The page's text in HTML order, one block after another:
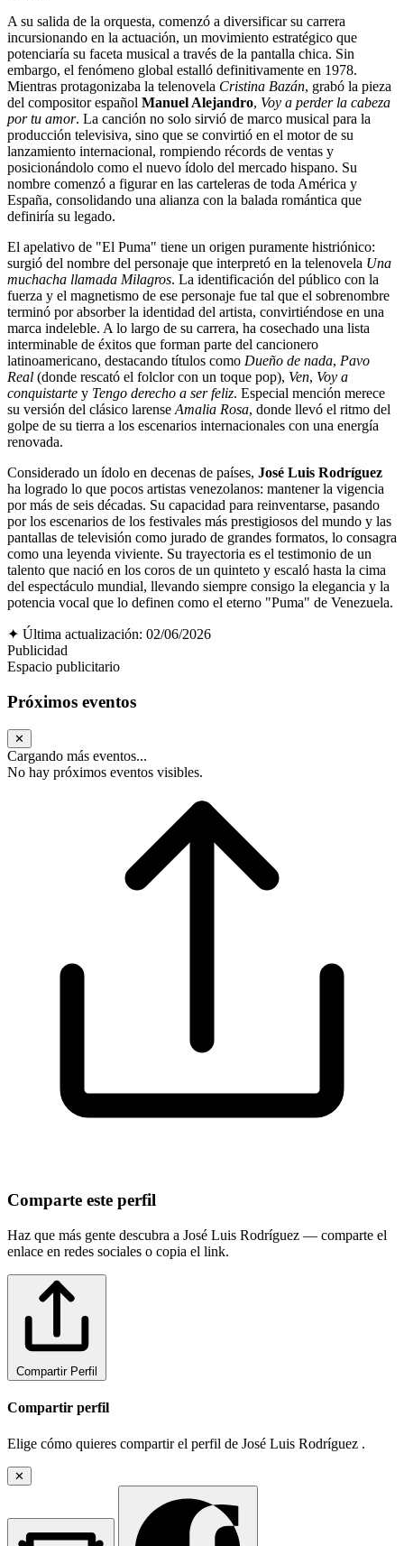
A su salida de la orquesta, comenzó a diversificar su carrera
incursionando en la actuación, un movimiento estratégico que
potenciaría su faceta musical a través de la pantalla chica. Sin
embargo, el fenómeno global estalló definitivamente en 1978.
Mientras protagonizaba la telenovela Cristina Bazán, grabó la pieza
del compositor español Manuel Alejandro, Voy a perder la cabeza
por tu amor. La canción no solo sirvió de marco musical para la
producción televisiva, sino que se convirtió en el motor de su
lanzamiento internacional, rompiendo récords de ventas y
posicionándolo como el nuevo ídolo del mercado hispano. Su
nombre comenzó a figurar en las carteleras de toda América y
España, consolidando una alianza con la balada romántica que
definiría su legado.
El apelativo de "El Puma" tiene un origen puramente histriónico:
surgió del nombre del personaje que interpretó en la telenovela Una
muchacha llamada Milagros. La identificación del público con la
fuerza y el magnetismo de ese personaje fue tal que el sobrenombre
terminó por absorber la identidad del artista, convirtiéndose en una
marca indeleble. A lo largo de su carrera, ha cosechado una lista
interminable de éxitos que forman parte del cancionero
latinoamericano, destacando títulos como Dueño de nada, Pavo
Real (donde rescató el folclor con un toque pop), Ven, Voy a
conquistarte y Tengo derecho a ser feliz. Especial mención merece
su versión del clásico larense Amalia Rosa, donde llevó el ritmo del
golpe de su tierra a los escenarios internacionales con una energía
renovada.
Considerado un ídolo en decenas de países, José Luis Rodríguez
ha logrado lo que pocos artistas venezolanos: mantener la vigencia
por más de seis décadas. Su capacidad para reinventarse, pasando
por los escenarios de los festivales más prestigiosos del mundo y las
pantallas de televisión como jurado de grandes formatos, lo consagra
como una leyenda viviente. Su trayectoria es el testimonio de un
talento que nació en los coros de un quinteto y escaló hasta la cima
del espectáculo mundial, llevando siempre consigo la elegancia y la
potencia vocal que lo definen como el eterno "Puma" de Venezuela.
✦ Última actualización: 02/06/2026
Publicidad
Espacio publicitario
Próximos eventos
✕
Cargando más eventos...
No hay próximos eventos visibles.
Comparte este perfil
Haz que más gente descubra a José Luis Rodríguez — comparte el
enlace en redes sociales o copia el link.
Compartir Perfil
Compartir perfil
Elige cómo quieres compartir el perfil de José Luis Rodríguez .
✕